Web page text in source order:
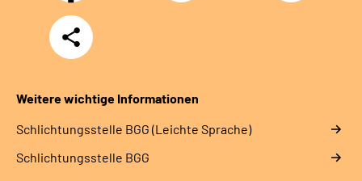
Teilen
Weitere wichtige Informationen
Schlich­tungs­stel­le BGG (Leichte Sprache)
Schlich­tungs­stel­le BGG